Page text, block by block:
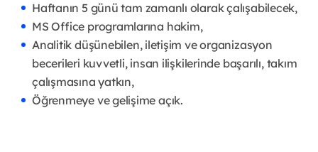
Haftanın 5 günü tam zamanlı olarak çalışabilecek,
MS Office programlarına hakim,
Analitik düşünebilen, iletişim ve organizasyon
becerileri kuvvetli, insan ilişkilerinde başarılı, takım
çalışmasına yatkın,
Öğrenmeye ve gelişime açık.